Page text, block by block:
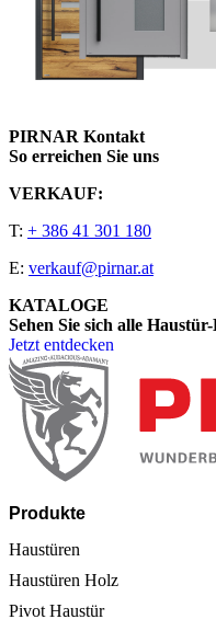
PIRNAR Kontakt
So erreichen Sie uns
VERKAUF:
T: + 386 41 301 180
E: verkauf@pirnar.at
KATALOGE
Sehen Sie sich alle
Jetzt entdecken
Seitenfooter
Produkte
Haustüren
Haustüren Holz
Pivot Haustür